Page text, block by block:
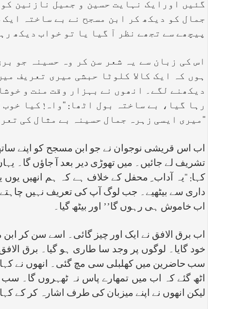
گئیں اورایک نہایت حسین و جمیل نازنین
جمال کو دیکھ کر ابن مسجح نے بے ساختہ
پیچھے سے تجھے نظر آ گیا یا تو خواب دیکھ
اس کی زبان سے یہ شعر سن کر وہ حسینہ جو
ہوں کہ ایک کالا کلوٹا حبشی میری تعریف
دیکھنے لگے۔ انھوں نے بہزار وقت منت و
رہا گیا، بے ساختہ بول اٹھا: ‘‘واہ! کیا
‘‘میری ایسی زہرہ جمال حسینہ بے مثال کی
اب اس قریشی نوجوان نے جو ابن مسجح کو اپنے
تشریف لے جائیں۔ میں تھوڑی دیر بعد آ جاؤں گا۔
کہا: ‘‘یہ آداب ِ محفل کے خلاف ہے کہ ہم انھیں
داری سے بیٹھیے۔ جب لوگ آپ کی تعریف نہیں
اب خاموش ہی رہوں گا’’ اور بیٹھ گیا۔
اب برق الافق نے ایک اور چیز گائی۔ اسے سن کر
خود گایا۔ لوگوں پر وجد سا طاری ہو گیا۔ برق
سب حاضرین میں کھلبلی سی مچ گئی۔ انھوں نے کہا:
اٹھ گئے کہ اب میں تمھارے پاس نہ ٹھہروں گا۔ سب
لیکن انھوں نے اپنے میزبان کی طرف اشارہ کر کے